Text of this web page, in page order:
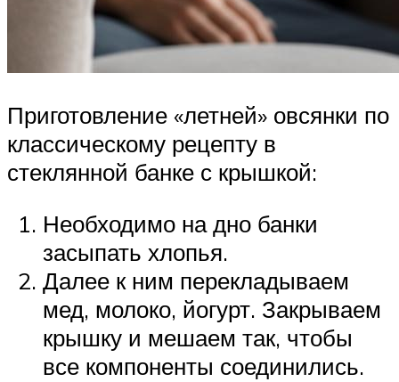
Приготовление «летней» овсянки по
классическому рецепту в
стеклянной банке с крышкой:
Необходимо на дно банки
засыпать хлопья.
Далее к ним перекладываем
мед, молоко, йогурт. Закрываем
крышку и мешаем так, чтобы
все компоненты соединились.